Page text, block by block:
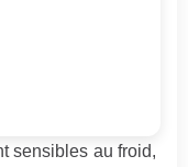
sensibles au froid,